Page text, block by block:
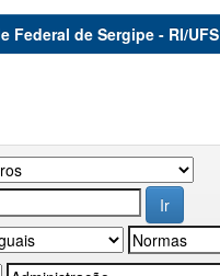
de Sergipe - RI/UFS